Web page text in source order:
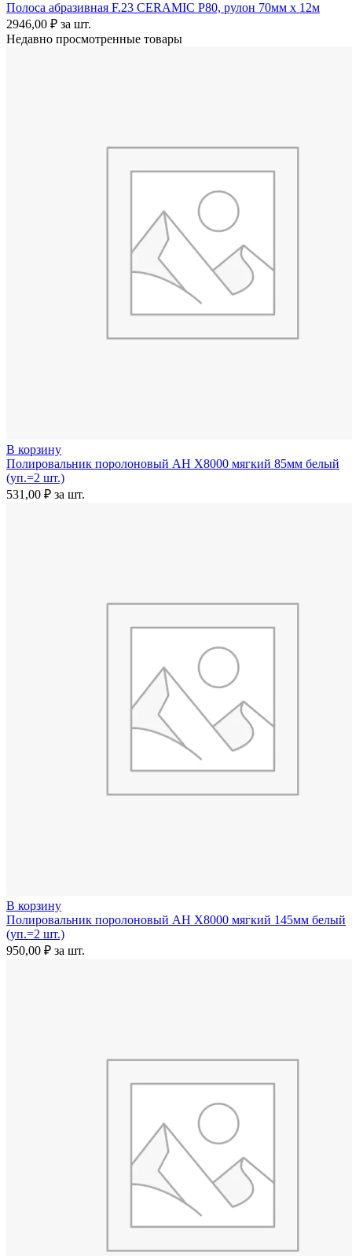
Полоса абразивная F.23 CERAMIC P80, рулон 70мм x 12м
2946,00 ₽ за шт.
Недавно просмотренные товары
В корзину
Полировальник поролоновый AH X8000 мягкий 85мм белый
(уп.=2 шт.)
531,00 ₽ за шт.
В корзину
Полировальник поролоновый AH X8000 мягкий 145мм белый
(уп.=2 шт.)
950,00 ₽ за шт.